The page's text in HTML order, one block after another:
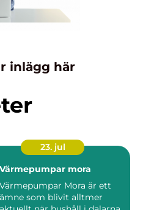
inlägg här
23. jul
Värmepumpar mora
Värmepumpar Mora är ett
ämne som blivit alltmer